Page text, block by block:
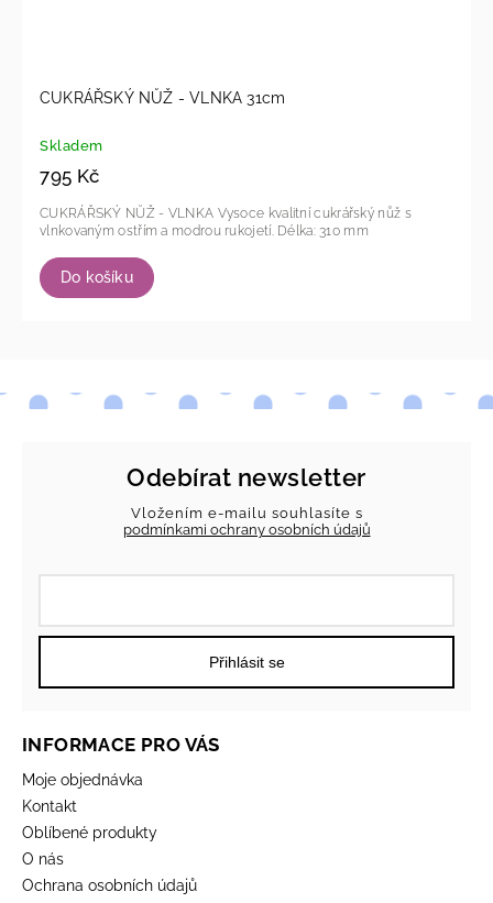
CUKRÁŘSKÝ NŮŽ - VLNKA 31cm
Skladem
795 Kč
Do košíku
CUKRÁŘSKÝ NŮŽ - VLNKA Vysoce kvalitní cukrářský nůž s
Odebírat newsletter
Vložením e-mailu souhlasíte s
podmínkami ochrany osobních údajů
Přihlásit se
INFORMACE PRO VÁS
Moje objednávka
Kontakt
Oblíbené produkty
O nás
Ochrana osobních údajů